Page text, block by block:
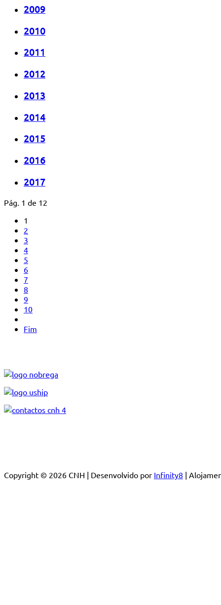
2009
2010
2011
2012
2013
2014
2015
2016
2017
Pág. 1 de 12
1
2
3
4
5
6
7
8
9
10
Fim
Copyright © 2026 CNH | Desenvolvido por Infinity8 |